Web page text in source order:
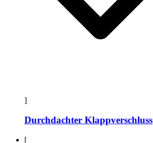
]
Durchdachter Klappverschluss
[